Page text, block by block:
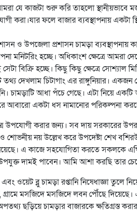
আমরা যে কাজটা শুরু করি তাহলো
ফলে বাজার ব্যবস্থাপনায় একটা
ও উপজেলা প্রশাসন চামড়া
মনিটরিং হচ্ছে। অধিকাংশ ক্ষেত্রে আমরা
বিক্রি হচ্ছে। কিছু কিছু ক্ষেত্রে সোশ্যাল
দেখলাম চিটাগাং এর রাঙ্গুনিয়ার।
চামড়াটি আধা পঁচে গেছে। এটা নিয়ে
আবারো একটা ধস নামানোর পরিকল্পনা
উপযোগী করার জন্য। সব দায় সরকারের
শোভনীয় নয় উল্লেখ করে উপদেষ্টা শেখ
এ কাজে সহযোগিতা করতে সকলকে
দামই পাবেন। আমি আশা করছি তার
ওয়েট ব্লু চামড়া রপ্তানি নিষেধাজ্ঞা তুলে
গ্রামে মসজিদে মসজিদে লবন পৌঁছে
ছড়িয়ে চামড়ার বাজারকে ক্ষতিগ্রস্ত